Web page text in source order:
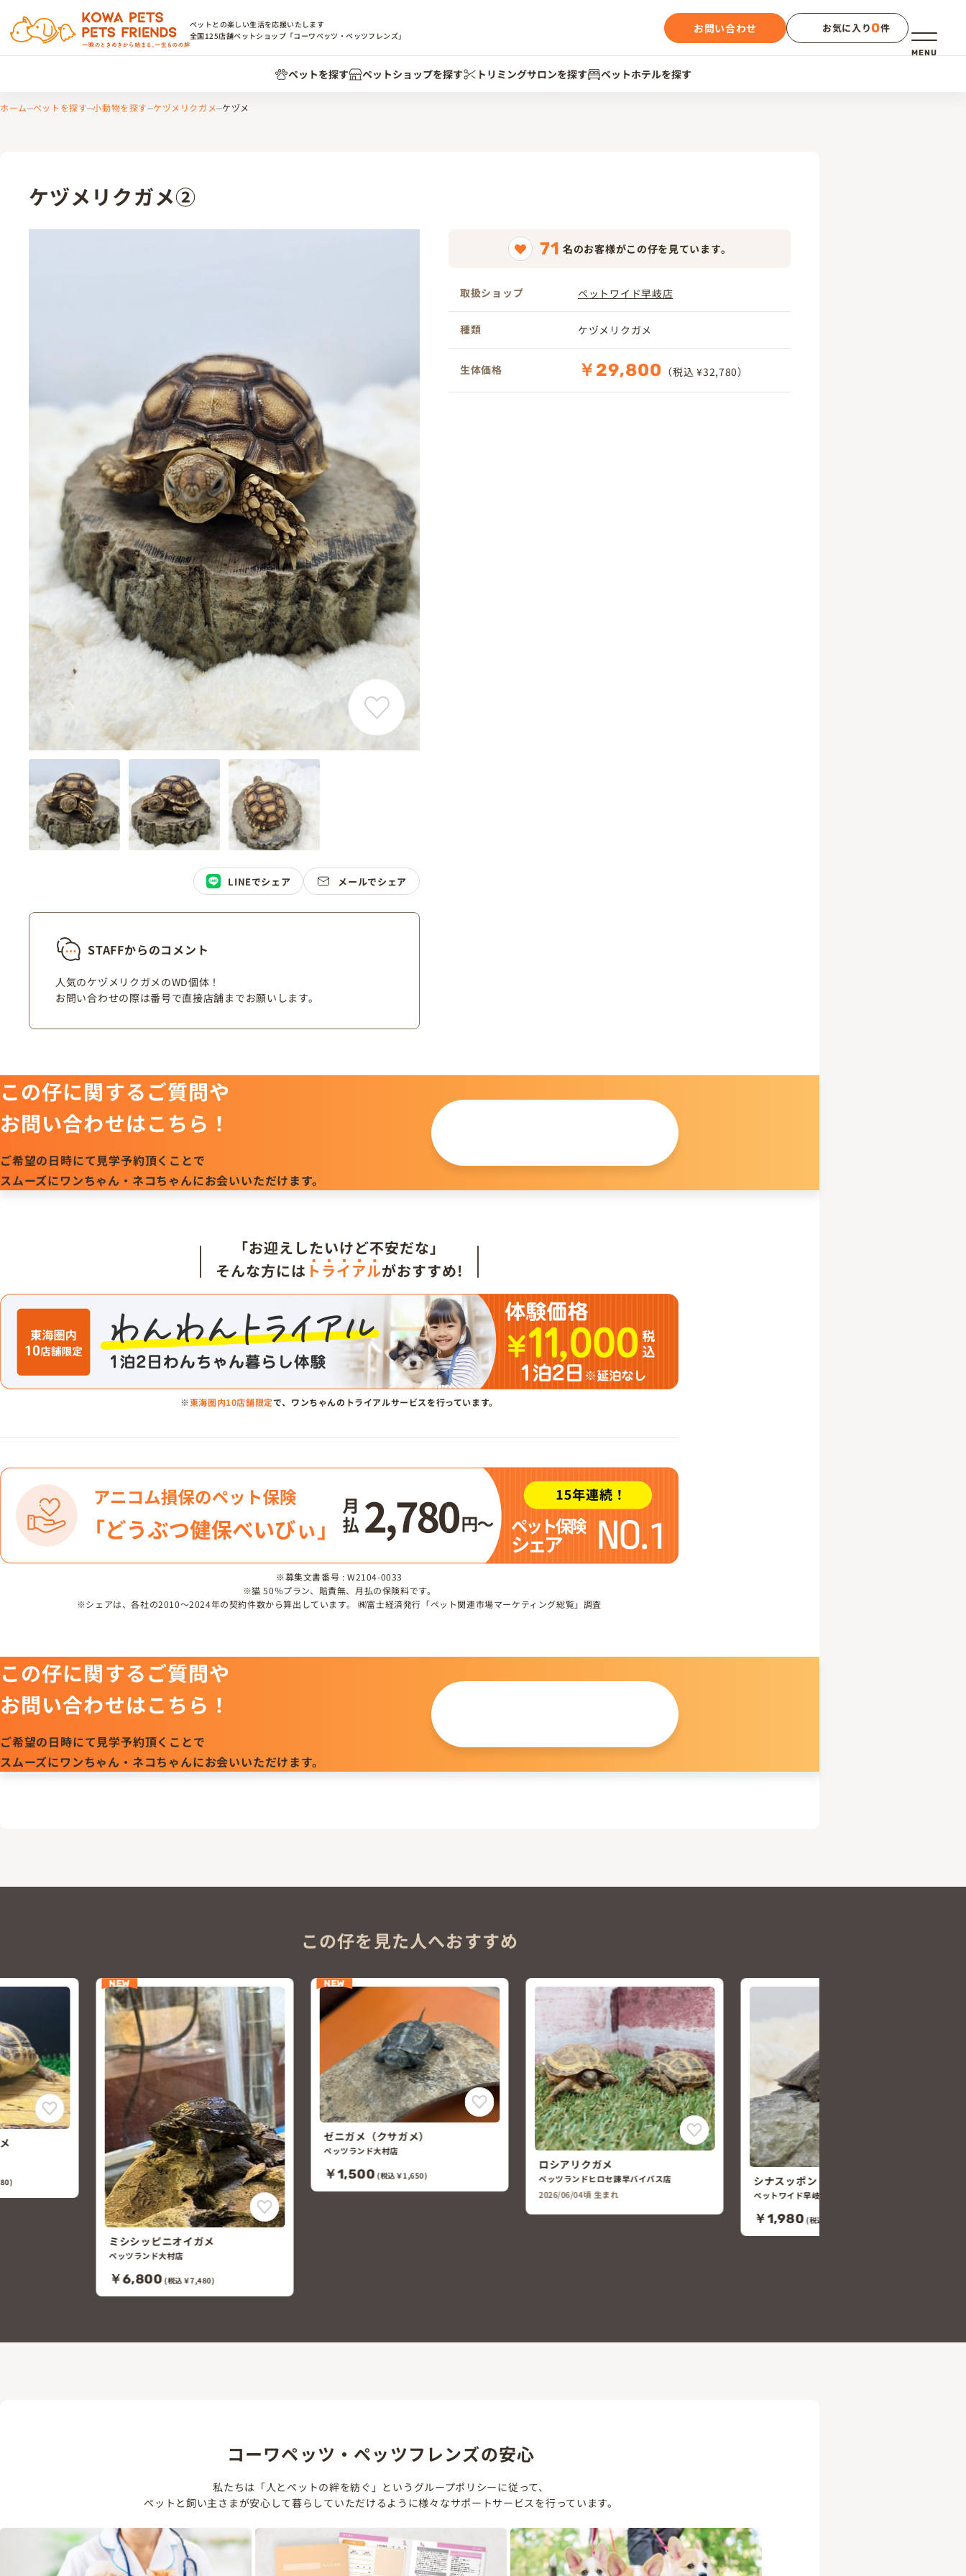
メニュー
MENU
ペットとの楽しい生活を応援いたします
全国125店舗ペットショップ「コーワペッツ・ペッツフレンズ」
お問い合わせ お気に入り0件
ペットを探す ペットショップを探す トリミングサロンを探す ペットホテルを探す
ホーム ペットを探す 小動物を探す ケヅメリクガメ ケヅメ
ケヅメリクガメ②
71 名のお客様がこの仔を見ています。
取扱ショップ ペットワイド早岐店
種類 ケヅメリクガメ
生体価格 ￥29,800 （税込 ¥32,780）
STAFFからのコメント
人気のケヅメリクガメのWD個体！
お問い合わせの際は番号で直接店舗までお願いします。
LINEでシェア メールでシェア
この仔に関するご質問や
お問い合わせはこちら！
ご希望の日時にて見学予約頂くことで
スムーズにワンちゃん・ネコちゃんにお会いいただけます。
「お迎えしたいけど不安だな」
そんな方には トライアルがおすすめ!
※東海圏内10店舗限定で、ワンちゃんのトライアルサービスを行っています。
※募集文書番号 : W2104-0033
※猫 50％プラン、賠責無、月払の保険料です。
※シェアは、各社の2010～2024年の契約件数から算出しています。 ㈱富士経済発行「ペット関連市場マーケティング総覧」調査
この仔に関するご質問や
お問い合わせはこちら！
ご希望の日時にて見学予約頂くことで
スムーズにワンちゃん・ネコちゃんにお会いいただけます。
この仔を見た人へおすすめ
NEW
ゼニガメ（クサガメ）
ペッツランド大村店
￥1,500 (税込￥1,650)
ペッツランドヒロセ諫早バイパス店
2026/06/04頃 生まれ
シナスッポン
ペットワイド早岐店
￥1,980
ヒガシヘルマンリクガメ
ペッツランド大村店
￥29,800
コーワペッツ・ペッツフレンズの安心
私たちは「人とペットの絆を紡ぐ」というグループポリシーに従って、
ペットと飼い主さまが安心して暮らしていただけるように様々なサポートサービスを行っています。